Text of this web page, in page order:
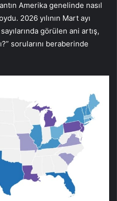
Amerika genelinde nasıl
2026 yılının Mart ayı
görülen ani artış,
sorularını beraberinde